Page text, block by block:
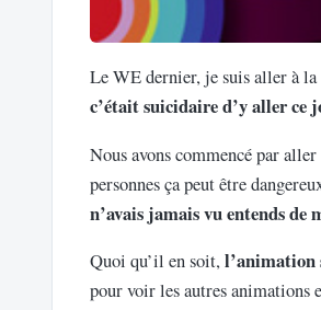
Le WE dernier, je suis aller à la
c’était suicidaire d’y aller ce
Nous avons commencé par
personnes ça peut être
n’avais jamais vu entends de
Quoi qu’il en soit,l’animation
pour voir les autres animations